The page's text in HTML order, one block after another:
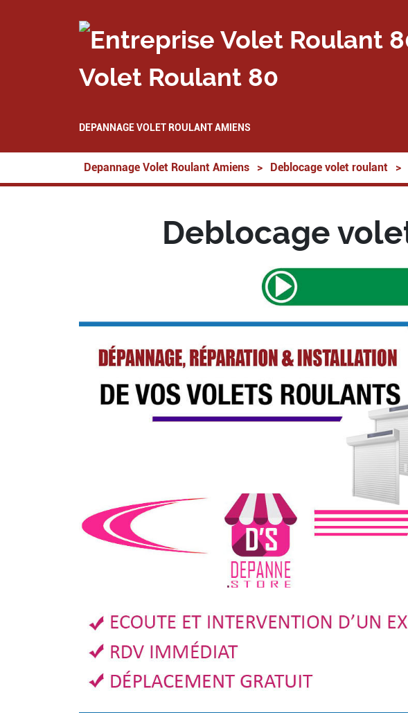
Volet Roulant 80
DEPANNAGE VOLET ROULANT AMIENS
Depannage Volet Roulant Amiens > Deblocage volet roulant >
Deblocage